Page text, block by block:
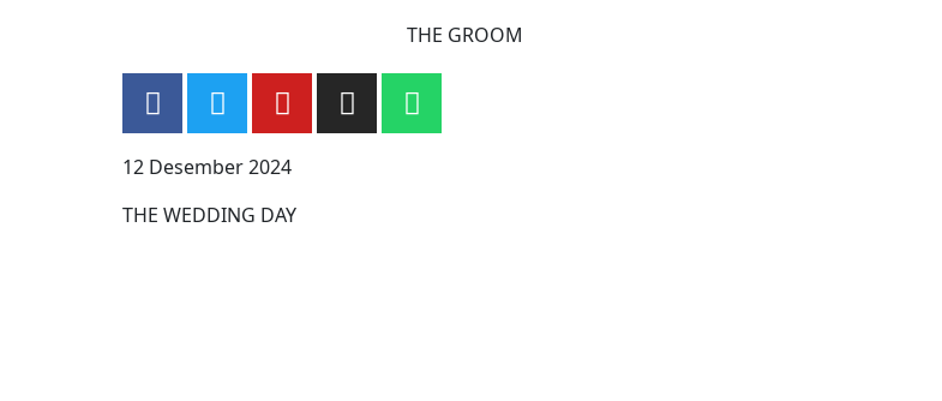
THE GROOM
12 Desember 2024
THE WEDDING DAY